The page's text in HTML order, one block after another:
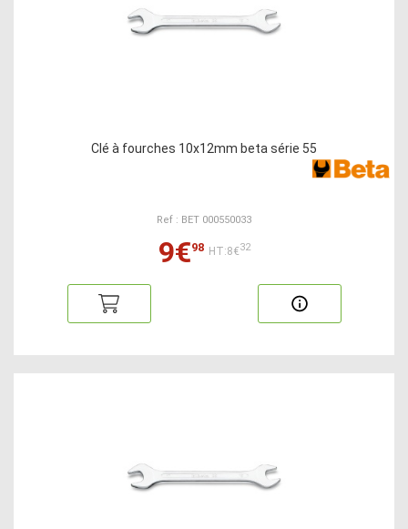
Clé à fourches 10x12mm beta série 55
Ref : BET 000550033
9€98 HT:8€32